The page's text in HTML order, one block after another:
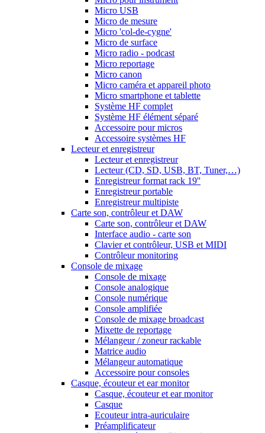
Micro USB
Micro de mesure
Micro 'col-de-cygne'
Micro de surface
Micro radio - podcast
Micro reportage
Micro canon
Micro caméra et appareil photo
Micro smartphone et tablette
Système HF complet
Système HF élément séparé
Accessoire pour micros
Accessoire systèmes HF
Lecteur et enregistreur
Lecteur et enregistreur
Lecteur (CD, SD, USB, BT, Tuner,…)
Enregistreur format rack 19''
Enregistreur portable
Enregistreur multipiste
Carte son, contrôleur et DAW
Carte son, contrôleur et DAW
Interface audio - carte son
Clavier et contrôleur, USB et MIDI
Contrôleur monitoring
Console de mixage
Console de mixage
Console analogique
Console numérique
Console amplifiée
Console de mixage broadcast
Mixette de reportage
Mélangeur / zoneur rackable
Matrice audio
Mélangeur automatique
Accessoire pour consoles
Casque, écouteur et ear monitor
Casque, écouteur et ear monitor
Casque
Ecouteur intra-auriculaire
Préamplificateur